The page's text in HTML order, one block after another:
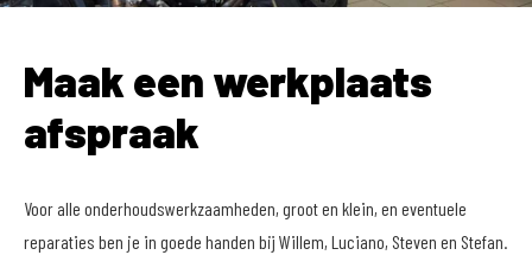
Maak een werkplaats
afspraak
Voor alle onderhoudswerkzaamheden, groot en klein, en eventuele
reparaties ben je in goede handen bij Willem, Luciano, Steven en Stefan.